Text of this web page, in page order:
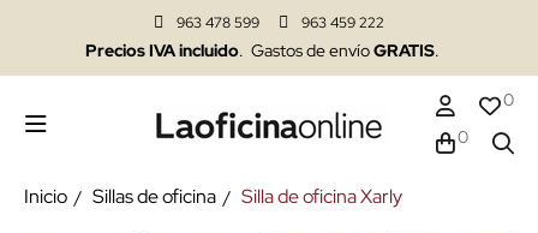
963 478 599 963 459 222
Precios IVA incluido. Gastos de envíoGRATIS.
0
0
Inicio Sillas de oficina Silla de oficina Xarly